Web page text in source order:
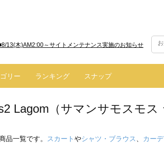
13(木)AM2:00～サイトメンテナンス実施のお知らせ
リー ランキング スナップ
Lagom（サマンサモスモ
品一覧です。 スカートやシャツ・ブラウス カー